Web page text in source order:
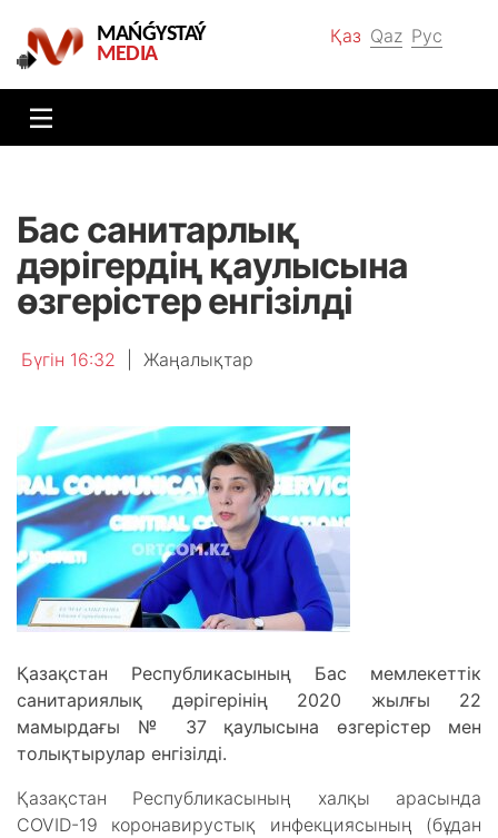
Қаз Qaz Рус
MAŃǴYSTAÝ
MEDIA
Бас санитарлық
дәрігердің қаулысына
өзгерістер енгізілді
Бүгін 16:32 Жаңалықтар
Қазақстан Республикасының Бас мемлекеттік
санитариялық дәрігерінің 2020 жылғы 22
мамырдағы № 37 қаулысына өзгерістер мен
толықтырулар енгізілді.
Қазақстан Республикасының халқы арасында
COVID-19 коронавирустық инфекциясының (бұдан